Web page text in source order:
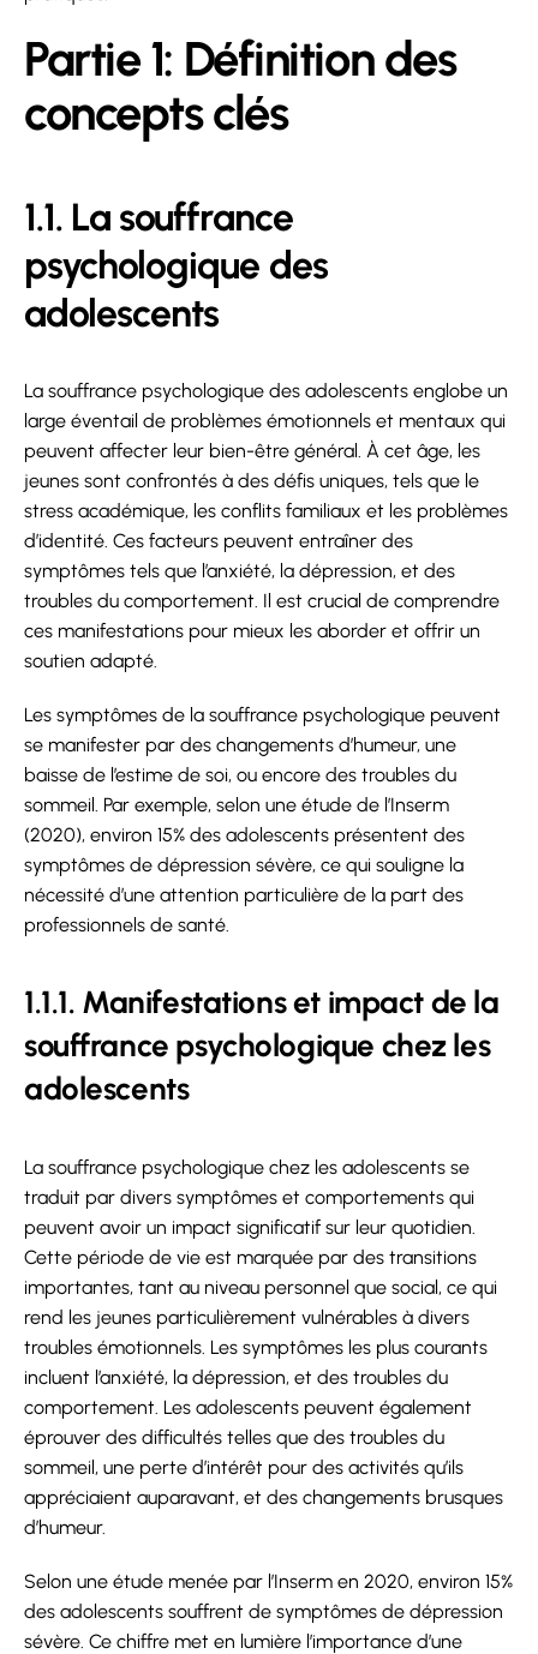
Partie 1: Définition des
concepts clés
1.1. La souffrance
psychologique des
adolescents
La souffrance psychologique des adolescents englobe un
large éventail de problèmes émotionnels et mentaux qui
peuvent affecter leur bien-être général. À cet âge, les
jeunes sont confrontés à des défis uniques, tels que le
stress académique, les conflits familiaux et les problèmes
d’identité. Ces facteurs peuvent entraîner des
symptômes tels que l’anxiété, la dépression, et des
troubles du comportement. Il est crucial de comprendre
ces manifestations pour mieux les aborder et offrir un
soutien adapté.
Les symptômes de la souffrance psychologique peuvent
se manifester par des changements d’humeur, une
baisse de l’estime de soi, ou encore des troubles du
sommeil. Par exemple, selon une étude de l’Inserm
(2020), environ 15% des adolescents présentent des
symptômes de dépression sévère, ce qui souligne la
nécessité d’une attention particulière de la part des
professionnels de santé.
1.1.1. Manifestations et impact de la
souffrance psychologique chez les
adolescents
La souffrance psychologique chez les adolescents se
traduit par divers symptômes et comportements qui
peuvent avoir un impact significatif sur leur quotidien.
Cette période de vie est marquée par des transitions
importantes, tant au niveau personnel que social, ce qui
rend les jeunes particulièrement vulnérables à divers
troubles émotionnels. Les symptômes les plus courants
incluent l’anxiété, la dépression, et des troubles du
comportement. Les adolescents peuvent également
éprouver des difficultés telles que des troubles du
sommeil, une perte d’intérêt pour des activités qu’ils
appréciaient auparavant, et des changements brusques
d’humeur.
Selon une étude menée par l’Inserm en 2020, environ 15%
des adolescents souffrent de symptômes de dépression
sévère. Ce chiffre met en lumière l’importance d’une